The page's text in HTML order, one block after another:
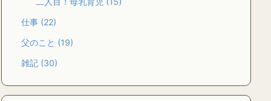
仕事 (22)
父のこと (19)
雑記 (30)